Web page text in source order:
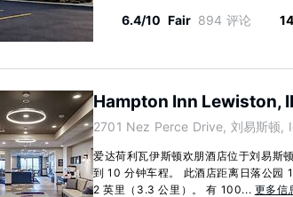
6.4/10 Fair 894 评论
Hampton Inn Lewiston,
2701 Nez Perce Drive, 刘易斯顿,
爱达荷利瓦伊斯顿欢朋酒店位于刘易斯
到 10 分钟车程。 此酒店距离日落公园
2 英里（3.3 公里）。 有 100... 更多信